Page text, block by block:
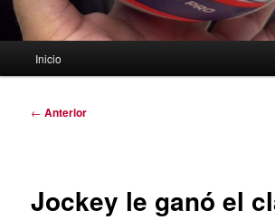
Inicio
Navegación
← Anterior
Jockey le ganó el